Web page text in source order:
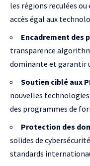
les régions reculées
accès égal aux
Encadrement des
transparence
dominante et garantir
Soutien ciblé aux
nouvelles technologies
des programmes de
Protection des
solides de
standards